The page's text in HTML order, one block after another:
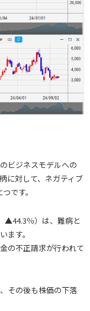
ビジネスモデルへの
に対して、ネガティブ
です。
▲44.3％）は、難病と
ます。
の不正請求が行われて
その後も株価の下落